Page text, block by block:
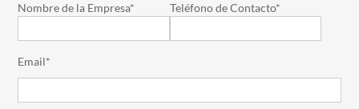
Nombre de la Empresa* Teléfono de Contacto*
Email*